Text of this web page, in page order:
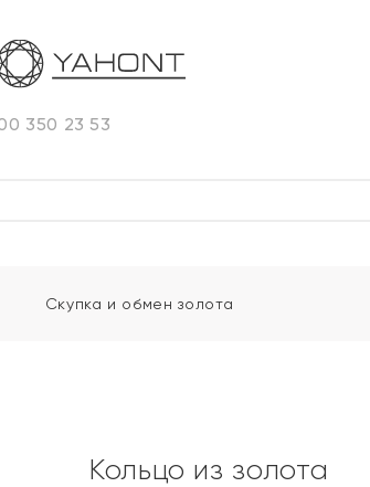
350 23 53
Скупка и обмен золота
Кольцо из золота